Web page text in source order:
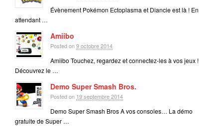
Évènement Pokémon Ectoplasma et Diancie est là ! En
attendant …
Amiibo
Posted on9 octobre 2014
Amiibo Touchez, regardez et connectez-les à vos jeux !
Découvrez le …
Demo Super Smash Bros.
Posted on 19 septembre 2014
Demo Super Smash Bros A vos consoles… La démo
gratuite de Super …